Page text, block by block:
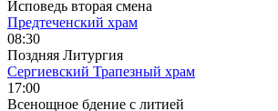
Исповедь вторая смена
Предтеченский храм
08:30
Поздняя Литургия
Сергиевский Трапезный храм
17:00
Всенощное бдение с литией